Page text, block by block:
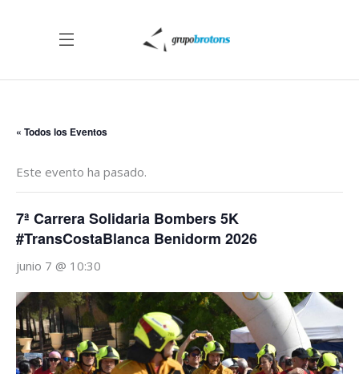
« Todos los Eventos
Este evento ha pasado.
7ª Carrera Solidaria Bombers 5K
#TransCostaBlanca Benidorm 2026
junio 7 @ 10:30